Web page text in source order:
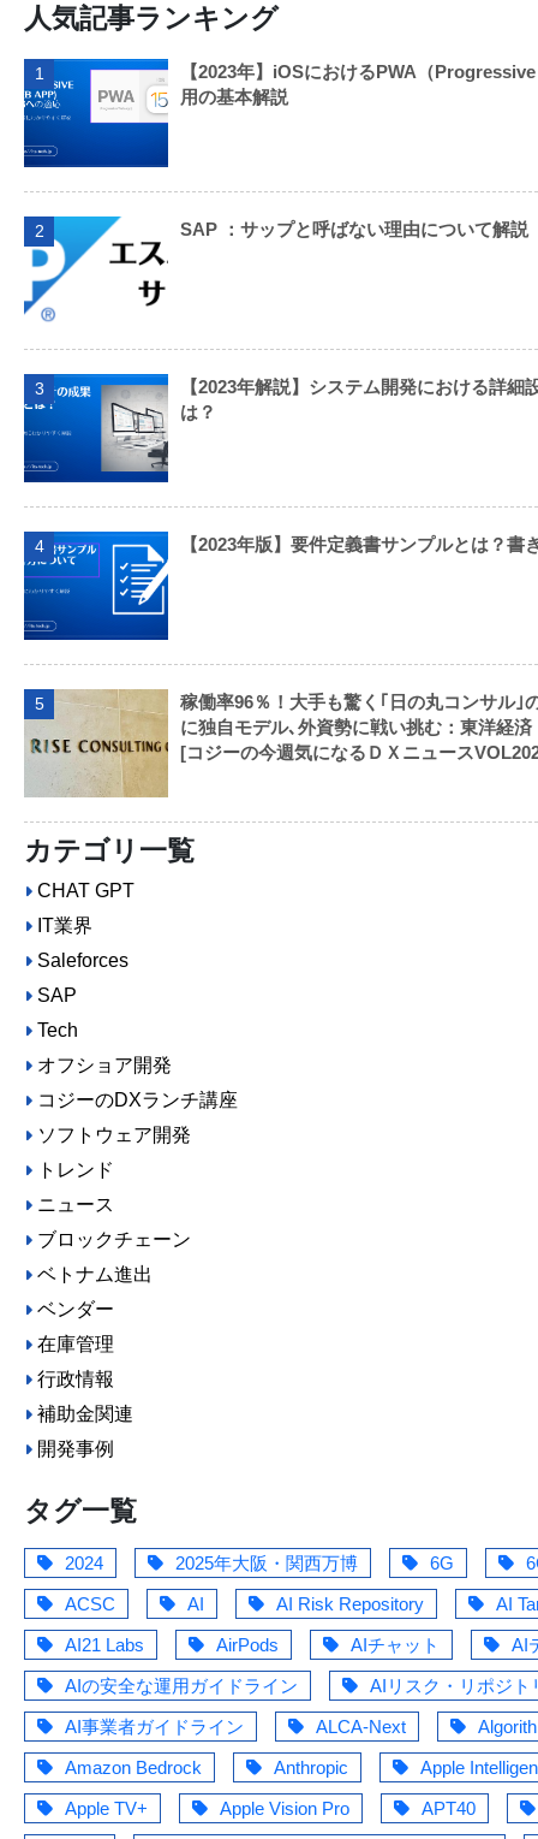
人気記事ランキング
1
【2023年】iOSにおけるPWA（
用の基本解説
2 SAP ：サップと呼ばない理由について解説
3
【2023年解説】システム開発における詳細
は？
4 【2023年版】要件定義書サンプルとは？書
5
稼働率96％！大手も驚く｢日の丸コンサル｣
に独自モデル､外資勢に戦い挑む：東洋経済
[コジーの今週気になるＤＸニュース
カテゴリ一覧
CHAT GPT
IT業界
Saleforces
SAP
Tech
オフショア開発
コジーのDXランチ講座
ソフトウェア開発
トレンド
ニュース
ブロックチェーン
ベトナム進出
ベンダー
在庫管理
行政情報
補助金関連
開発事例
タグ一覧
2024 2025年大阪・関西万博 6G
ACSC
AI AI Risk Repository
AI
AI21 Labs
AirPods AIチャット
AI
AIの安全な運用ガイドライン
AIリスク・リポジト
AI事業者ガイドライン
ALCA-Next
Amazon Bedrock
Anthropic
Apple
Apple TV+
Apple Vision Pro
APT40